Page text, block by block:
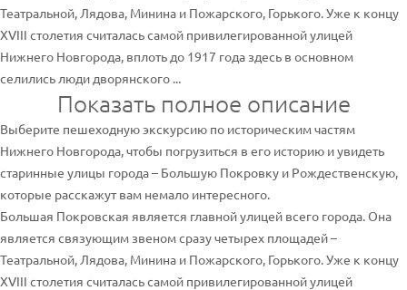
Театральной, Лядова, Минина и Пожарского, Горького. Уже к концу
XVIII столетия считалась самой привилегированной улицей
Нижнего Новгорода, вплоть до 1917 года здесь в основном
селились люди дворянского ...
Показать полное описание
Выберите пешеходную экскурсию по историческим частям
Нижнего Новгорода, чтобы погрузиться в его историю и увидеть
старинные улицы города – Большую Покровку и Рождественскую,
которые расскажут вам немало интересного.
Большая Покровская является главной улицей всего города. Она
является связующим звеном сразу четырех площадей –
Театральной, Лядова, Минина и Пожарского, Горького. Уже к концу
XVIII столетия считалась самой привилегированной улицей